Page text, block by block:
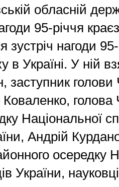
обласній
95-річчя
зустріч нагоди
в Україні. У ній
голови
голова
Національної
Андрій
осередку
України,